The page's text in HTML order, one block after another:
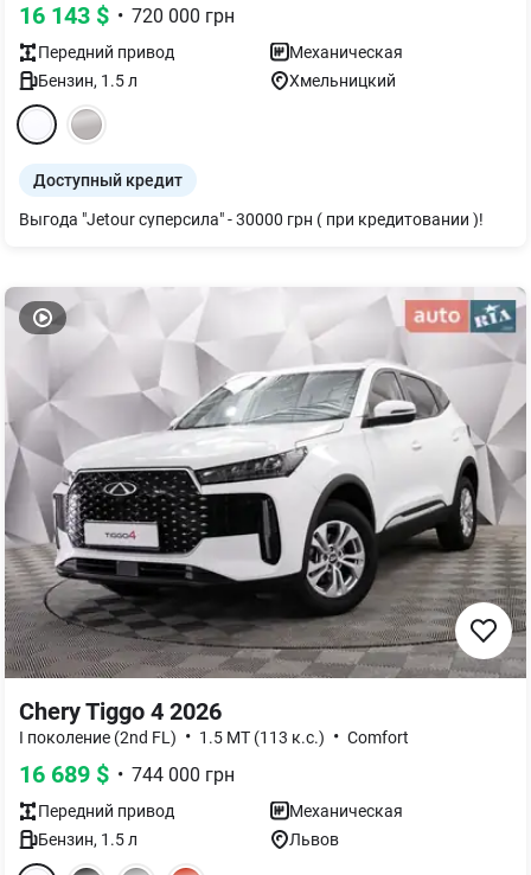
16 143 $ • 720 000 грн
Передний привод
Механическая
Бензин, 1.5л Хмельницкий
Доступный кредит
Выгода "Jetour суперсила" - 30000 грн ( при кредитовании )!
Chery Tiggo 4 2026
I поколение (2nd FL) • 1.5 MT (113 к.с.) • Comfort
16 689 $ • 744 000 грн
Передний привод
Механическая
Бензин, 1.5л Львов